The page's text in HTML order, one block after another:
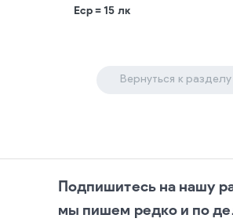
Еср = 15 лк
Вернуться к разделу
Подпишитесь на нашу
мы пишем редко и по